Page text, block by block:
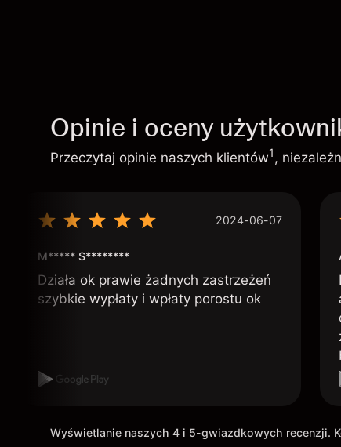
Opinie i oceny
Przeczytaj opinie naszych klientów1,
2024-06-07
M***** S********
Działa ok prawie żadnych zastrzeżeń
szybkie wypłaty i wpłaty porostu ok
Wyświetlanie naszych 4 i 5-gwiazdkowych recenzji.